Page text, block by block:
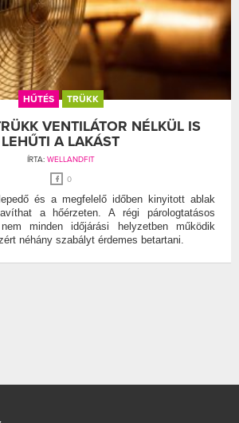
HŰTÉS TRÜKK
VENTILÁTOR NÉLKÜL IS
LEHŰTI A LAKÁST
ÍRTA: WELLANDFIT
0
és a megfelelő időben kinyitott ablak
a hőérzeten. A régi párologtatásos
minden időjárási helyzetben működik
néhány szabályt érdemes betartani.